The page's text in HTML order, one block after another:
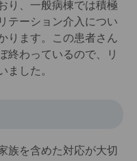
り、一般病棟では積極
テーション介入につい
ります。この患者さん
終わっているので、リ
ました。
族を含めた対応が大切